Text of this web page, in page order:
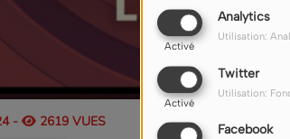
Analytics
Activé
Utilisation:
Twitter
Activé
Utilisation:
Facebook
-
2619 VUES